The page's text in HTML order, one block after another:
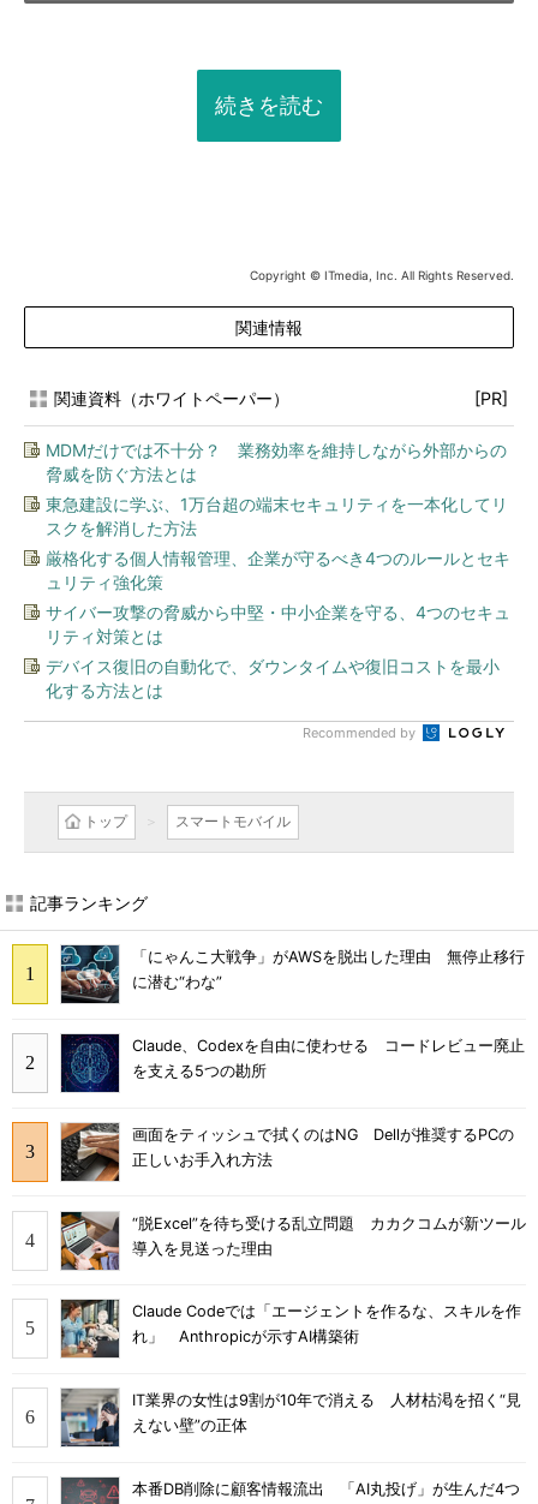
続きを読む
Copyright © ITmedia, Inc. All Rights Reserved.
関連情報
関連資料（ホワイトペーパー） [PR]
MDMだけでは不十分？ 業務効率を維持しながら外部からの
脅威を防ぐ方法とは
東急建設に学ぶ、1万台超の端末セキュリティを一本化してリ
スクを解消した方法
厳格化する個人情報管理、企業が守るべき4つのルールとセキ
ュリティ強化策
サイバー攻撃の脅威から中堅・中小企業を守る、4つのセキュ
リティ対策とは
デバイス復旧の自動化で、ダウンタイムや復旧コストを最小
化する方法とは
Recommended by
トップ スマートモバイル
記事ランキング
「にゃんこ大戦争」がAWSを脱出した理由 無停止移行
に潜む“わな”
Claude、Codexを自由に使わせる コードレビュー廃止
を支える5つの勘所
画面をティッシュで拭くのはNG Dellが推奨するPCの
正しいお手入れ方法
“脱Excel”を待ち受ける乱立問題 カカクコムが新ツール
導入を見送った理由
Claude Codeでは「エージェントを作るな、スキルを作
れ」 Anthropicが示すAI構築術
IT業界の女性は9割が10年で消える 人材枯渇を招く“見
えない壁”の正体
本番DB削除に顧客情報流出 「AI丸投げ」が生んだ4つ